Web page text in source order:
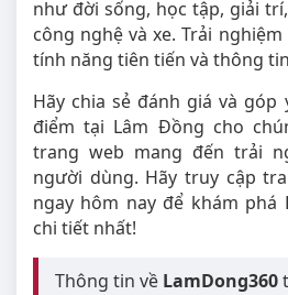
như đời sống, học tập, giải
công nghệ và xe. Trải
tính năng tiên tiến và thông
Hãy chia sẻ đánh giá và góp
điểm tại Lâm Đồng cho
trang web mang đến trải
người dùng. Hãy truy cập
ngay hôm nay để khám phá
chi tiết nhất!
Thông tin về LamDong360